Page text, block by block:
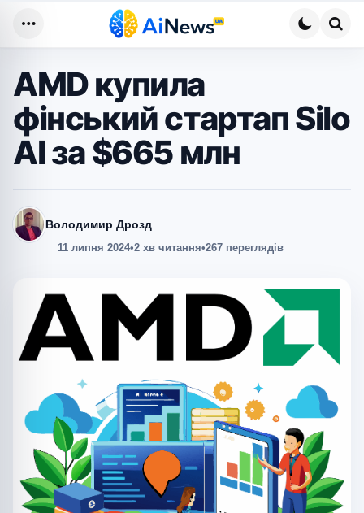
AMD купила
фінський стартап Silo
AI за $665 млн
Володимир Дрозд
11 липня 2024•2 хв читання•267 переглядів